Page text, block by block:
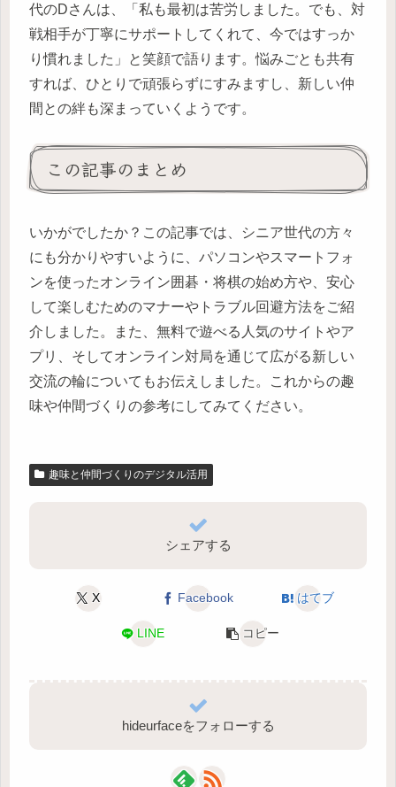
代のDさんは、「私も最初は苦労しました。でも、対
戦相手が丁寧にサポートしてくれて、今ではすっか
り慣れました」と笑顔で語ります。悩みごとも共有
すれば、ひとりで頑張らずにすみますし、新しい仲
間との絆も深まっていくようです。
この記事のまとめ
いかがでしたか？この記事では、シニア世代の方々
にも分かりやすいように、パソコンやスマートフォ
ンを使ったオンライン囲碁・将棋の始め方や、安心
して楽しむためのマナーやトラブル回避方法をご紹
介しました。また、無料で遊べる人気のサイトやア
プリ、そしてオンライン対局を通じて広がる新しい
交流の輪についてもお伝えしました。これからの趣
味や仲間づくりの参考にしてみてください。
趣味と仲間づくりのデジタル活用
シェアする
X Facebook はてブ
LINE コピー
hideurfaceをフォローする